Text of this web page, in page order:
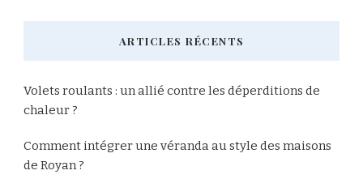
ARTICLES RÉCENTS
Volets roulants : un allié contre les déperditions de
chaleur ?
Comment intégrer une véranda au style des maisons
de Royan ?